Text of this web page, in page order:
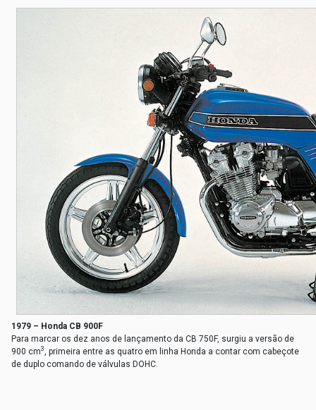
1979 – Honda CB 900F
Para marcar os dez anos de lançamento da CB 750F, surgiu a versão de
900 cm3, primeira entre as quatro em linha Honda a contar com cabeçote
de duplo comando de válvulas DOHC.